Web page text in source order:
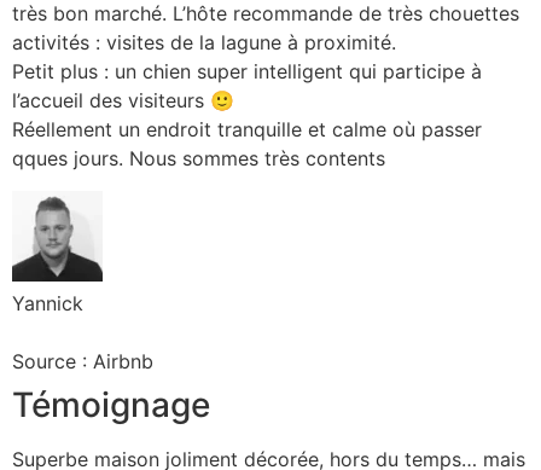
très bon marché. L’hôte recommande de très chouettes
activités : visites de la lagune à proximité.
Petit plus : un chien super intelligent qui participe à
l’accueil des visiteurs 🙂
Réellement un endroit tranquille et calme où passer
qques jours. Nous sommes très contents
Yannick
Source : Airbnb
Témoignage
Superbe maison joliment décorée, hors du temps… mais